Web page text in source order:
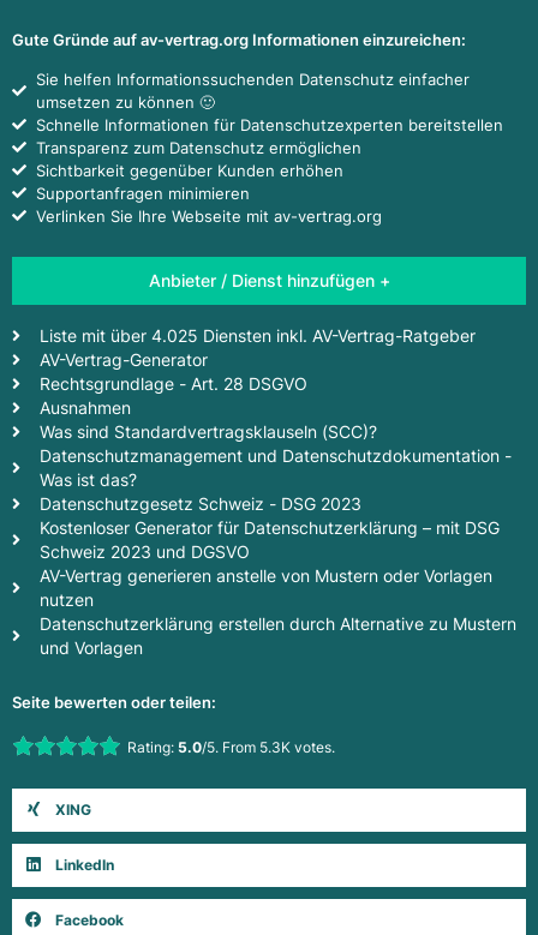
Gute Gründe auf av-vertrag.org Informationen einzureichen:
Sie helfen Informationssuchenden Datenschutz einfacher
umsetzen zu können 🙂
Schnelle Informationen für Datenschutzexperten bereitstellen
Transparenz zum Datenschutz ermöglichen
Sichtbarkeit gegenüber Kunden erhöhen
Supportanfragen minimieren
Verlinken Sie Ihre Webseite mit av-vertrag.org
Anbieter / Dienst hinzufügen +
Liste mit über 4.025 Diensten inkl. AV-Vertrag-Ratgeber
AV-Vertrag-Generator
Rechtsgrundlage - Art. 28 DSGVO
Ausnahmen
Was sind Standardvertragsklauseln (SCC)?
Datenschutzmanagement und Datenschutzdokumentation -
Was ist das?
Datenschutzgesetz Schweiz - DSG 2023
Kostenloser Generator für Datenschutzerklärung – mit DSG
Schweiz 2023 und DGSVO
AV-Vertrag generieren anstelle von Mustern oder Vorlagen
nutzen
Datenschutzerklärung erstellen durch Alternative zu Mustern
und Vorlagen
Seite bewerten oder teilen:
Rate this item:Rating: 5.0/5. From 5.3K votes.
XING
LinkedIn
Facebook